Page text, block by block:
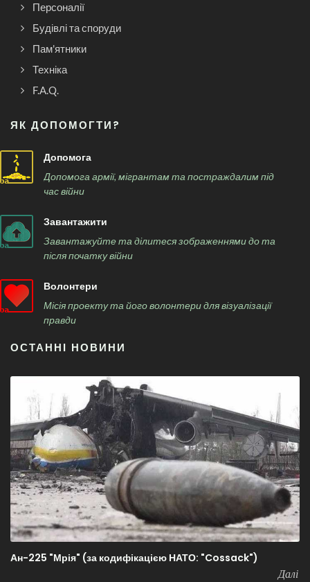
Персоналії
Будівлі та споруди
Пам'ятники
Техніка
F.A.Q.
ЯК ДОПОМОГТИ?
Допомога
Допомога армії, мігрантам та постраждалим під
час війни
Завантажити
Завантажуйте та ділитеся зображеннями до та
після початку війни
Волонтери
Місія проекту та його волонтери для візуалізації
правди
ОСТАННІ НОВИНИ
Ан-225 "Мрія" (за кодифікацією НАТО: "Cossack")
Далі